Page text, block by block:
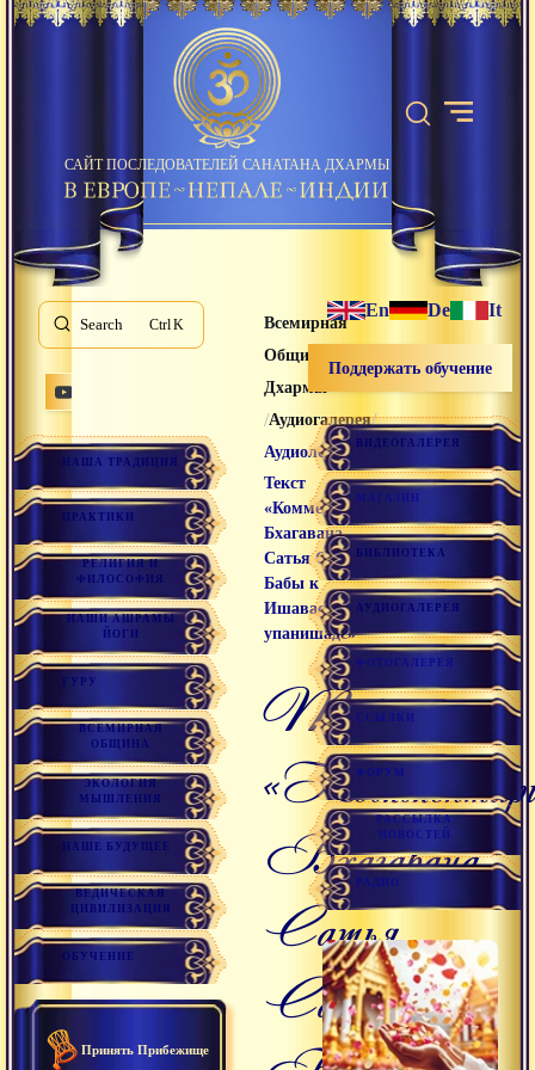
САЙТ ПОСЛЕДОВАТЕЛЕЙ САНАТАНА ДХАРМЫ
Search K
НАША ТРАДИЦИЯ
ПРАКТИКИ
РЕЛИГИЯ И
ФИЛОСОФИЯ
НАШИ АШРАМЫ
ЙОГИ
ГУРУ
ВСЕМИРНАЯ
ОБЩИНА
ЭКОЛОГИЯ
МЫШЛЕНИЯ
НАШЕ БУДУЩЕЕ
ВЕДИЧЕСКАЯ
ЦИВИЛИЗАЦИЯ
ОБУЧЕНИЕ
Принять Прибежище
Всемирная
Община Санатана
Дхармы
/Аудиогалерея/
Аудиолекции /
Текст
«Комментарий
Бхагавана
Сатья Саи
Бабы к
Ишавасья-
упанишаде»
Текст
Бхагавана
Сатья
Саи
En De It
Поддержать обучение
ВИДЕОГАЛЕРЕЯ
МАГАЗИН
БИБЛИОТЕКА
АУДИОГАЛЕРЕЯ
ФОТОГАЛЕРЕЯ
ССЫЛКИ
ФОРУМ
РАССЫЛКА
НОВОСТЕЙ
РАДИО